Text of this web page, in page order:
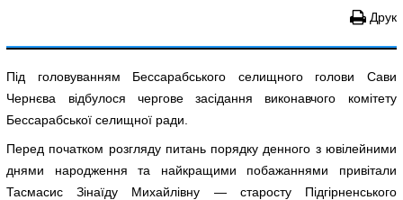
Друк
Під головуванням Бессарабського селищного голови Сави
Чернєва відбулося чергове засідання виконавчого комітету
Бессарабської селищної ради.
Перед початком розгляду питань порядку денного з ювілейними
днями народження та найкращими побажаннями привітали
Тасмасис Зінаїду Михайлівну — старосту Підгірненського